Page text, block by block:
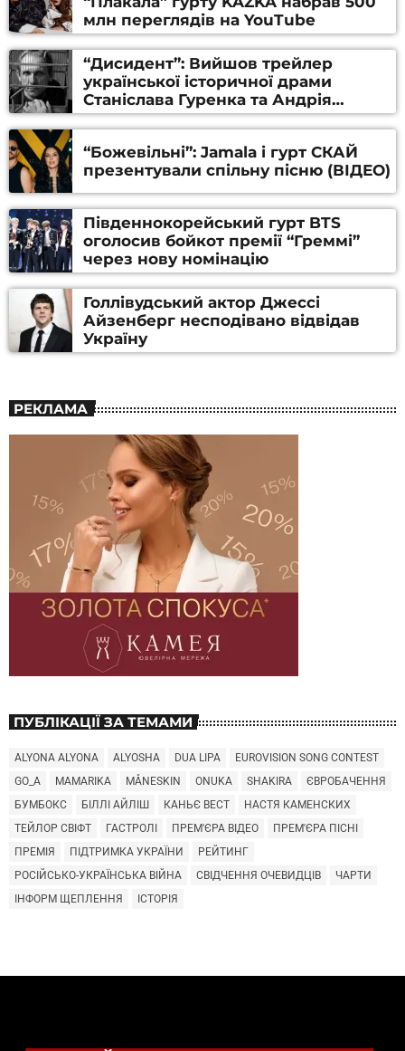
млн переглядів на YouTube
“Дисидент”: Вийшов трейлер
української історичної драми
Станіслава Гуренка та Андрія
Алфьорова (ВІДЕО)
“Божевільні”: Jamala і гурт СКАЙ
презентували спільну пісню (ВІДЕО)
Південнокорейський гурт BTS
оголосив бойкот премії “Греммі”
через нову номінацію
Голлівудський актор Джессі
Айзенберг несподівано відвідав
Україну
РЕКЛАМА
ПУБЛІКАЦІЇ ЗА ТЕМАМИ
ALYONA ALYONA ALYOSHA DUA LIPA
EUROVISION SONG CONTEST
GO_A
MAMARIKA MÅNESKIN ONUKA SHAKIRA
ЄВРОБАЧЕННЯ
БУМБОКС
БІЛЛІ АЙЛІШ КАНЬЄ ВЕСТ
НАСТЯ КАМЕНСКИХ
ТЕЙЛОР СВІФТ
ГАСТРОЛІ ПРЕМ'ЄРА ВІДЕО
ПРЕМ'ЄРА ПІСНІ
ПРЕМІЯ
ПІДТРИМКА УКРАЇНИ
РЕЙТИНГ
РОСІЙСЬКО-УКРАЇНСЬКА ВІЙНА
СВІДЧЕННЯ ОЧЕВИДЦІВ
ЧАРТИ
ІНФОРМ ЩЕПЛЕННЯ
ІСТОРІЯ